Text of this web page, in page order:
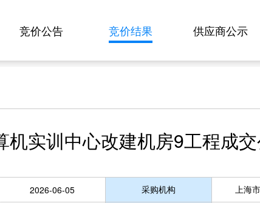
竞价公告 竞价结果 供应商公示
机实训中心改建机房9工程成
2026-06-05 采购机构 上海